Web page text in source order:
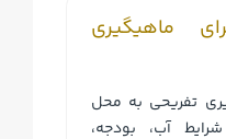
ماهیگیری
تفریحی به محل
آب، بودجه،